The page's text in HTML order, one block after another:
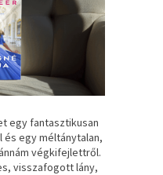
egy fantasztikusan
egy méltánytalan,
végkifejlettről.
visszafogott lány,